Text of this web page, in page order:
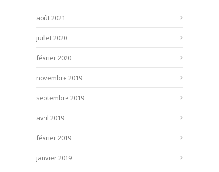
août 2021
juillet 2020
février 2020
novembre 2019
septembre 2019
avril 2019
février 2019
janvier 2019